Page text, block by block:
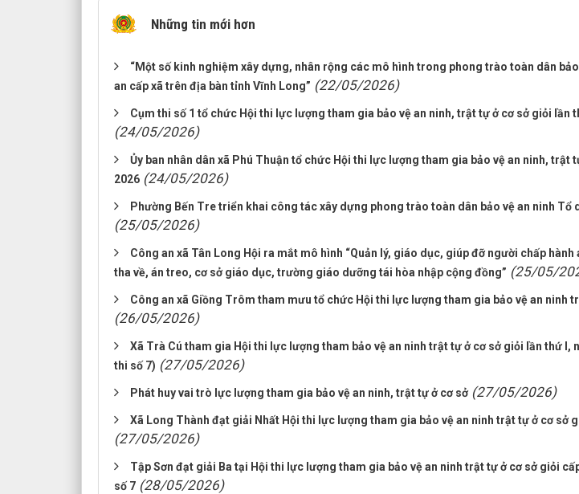
Những tin mới hơn
“Một số kinh nghiệm xây dựng, nhân rộng các mô hình trong phong trào toàn dân
an cấp xã trên địa bàn tỉnh Vĩnh Long” (22/05/2026)
Cụm thi số 1 tổ chức Hội thi lực lượng tham gia bảo vệ an ninh, trật tự ở cơ sở giỏi lần
(24/05/2026)
Ủy ban nhân dân xã Phú Thuận tổ chức Hội thi lực lượng tham gia bảo vệ an ninh, trật
2026 (24/05/2026)
Phường Bến Tre triển khai công tác xây dựng phong trào toàn dân bảo vệ an ninh Tổ
(25/05/2026)
Công an xã Tân Long Hội ra mắt mô hình “Quản lý, giáo dục, giúp đỡ người chấp
tha về, án treo, cơ sở giáo dục, trường giáo dưỡng tái hòa nhập cộng đồng” (25/05/
Công an xã Giồng Trôm tham mưu tổ chức Hội thi lực lượng tham gia bảo vệ an ninh
(26/05/2026)
Xã Trà Cú tham gia Hội thi lực lượng tham bảo vệ an ninh trật tự ở cơ sở giỏi lần thứ I,
thi số 7) (27/05/2026)
Phát huy vai trò lực lượng tham gia bảo vệ an ninh, trật tự ở cơ sở (27/05/2026)
Xã Long Thành đạt giải Nhất Hội thi lực lượng tham gia bảo vệ an ninh trật tự ở cơ sở
(27/05/2026)
Tập Sơn đạt giải Ba tại Hội thi lực lượng tham gia bảo vệ an ninh trật tự ở cơ sở giỏi
số 7 (28/05/2026)